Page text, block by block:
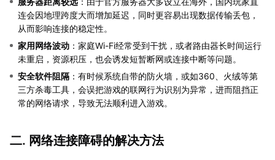
连会因地理跨度大而增加延迟，同时更容易出现数据传输丢包，
从而影响连接的稳定性。
家用网络波动 ：家庭Wi-Fi经常受到干扰，或者路由器长时间运行
未重启，资源积压，也会诱发短暂断网或连接中断等问题。
安全软件阻隔 ：有时候系统自带的防火墙，或如360、火绒等第
三方杀毒工具，会误把游戏的联网行为识别为异常，进而阻挡正
常的网络请求，导致无法顺利进入游戏。
二. 网络连接障碍的解决方法